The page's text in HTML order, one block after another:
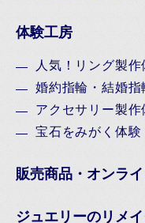
体験工房
人気！リング製作
婚約指輪・結婚指
アクセサリー製作
宝石をみがく体験
販売商品・オンラ
ジュエリーのリメ